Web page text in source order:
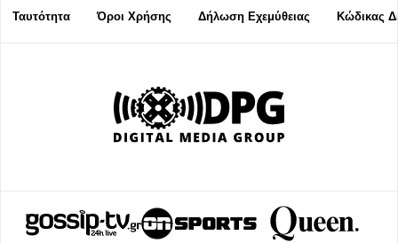
Ταυτότητα Όροι Χρήσης Δήλωση Εχεμύθειας Κώδικας